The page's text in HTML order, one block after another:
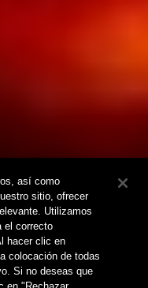
así como
sitio, ofrecer
Utilizamos
el correcto
hacer clic en
colocación de todas
Si no deseas que